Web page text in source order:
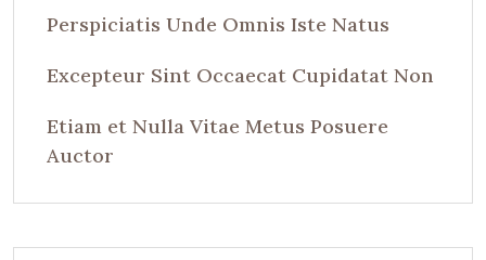
Perspiciatis Unde Omnis Iste Natus
Excepteur Sint Occaecat Cupidatat Non
Etiam et Nulla Vitae Metus Posuere
Auctor